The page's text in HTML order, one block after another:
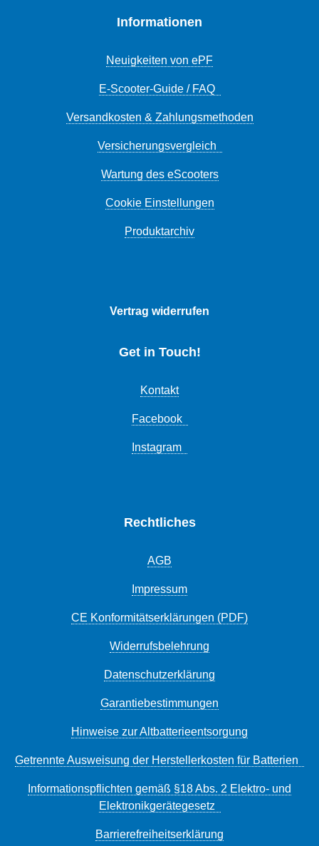
Informationen
Neuigkeiten von ePF
E-Scooter-Guide / FAQ
Versandkosten & Zahlungsmethoden
Versicherungsvergleich
Wartung des eScooters
Cookie Einstellungen
Produktarchiv
Vertrag widerrufen
Get in Touch!
Kontakt
Facebook
Instagram
Rechtliches
AGB
Impressum
CE Konformitätserklärungen (PDF)
Widerrufsbelehrung
Datenschutzerklärung
Garantiebestimmungen
Hinweise zur Altbatterieentsorgung
Getrennte Ausweisung der Herstellerkosten für Batterien
Informationspflichten gemäß §18 Abs. 2 Elektro- und
Elektronikgerätegesetz
Barrierefreiheitserklärung